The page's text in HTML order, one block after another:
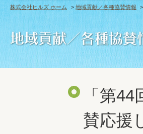
株式会社ヒルズ ホーム >地域貢献／各種協賛情報 >
「第
賛応援